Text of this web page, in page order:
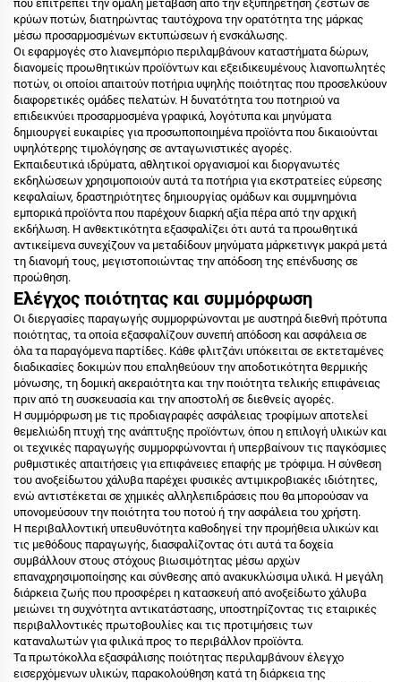
που επιτρέπει την ομαλή μετάβαση από την εξυπηρέτηση ζεστών σε
κρύων ποτών, διατηρώντας ταυτόχρονα την ορατότητα της μάρκας
μέσω προσαρμοσμένων εκτυπώσεων ή ενσκάλωσης.
Οι εφαρμογές στο λιανεμπόριο περιλαμβάνουν καταστήματα δώρων,
διανομείς προωθητικών προϊόντων και εξειδικευμένους λιανοπωλητές
ποτών, οι οποίοι απαιτούν ποτήρια υψηλής ποιότητας που προσελκύουν
διαφορετικές ομάδες πελατών. Η δυνατότητα του ποτηριού να
επιδεικνύει προσαρμοσμένα γραφικά, λογότυπα και μηνύματα
δημιουργεί ευκαιρίες για προσωποποιημένα προϊόντα που δικαιούνται
υψηλότερης τιμολόγησης σε ανταγωνιστικές αγορές.
Εκπαιδευτικά ιδρύματα, αθλητικοί οργανισμοί και διοργανωτές
εκδηλώσεων χρησιμοποιούν αυτά τα ποτήρια για εκστρατείες εύρεσης
κεφαλαίων, δραστηριότητες δημιουργίας ομάδων και συμμνημόνια
εμπορικά προϊόντα που παρέχουν διαρκή αξία πέρα από την αρχική
εκδήλωση. Η ανθεκτικότητα εξασφαλίζει ότι αυτά τα προωθητικά
αντικείμενα συνεχίζουν να μεταδίδουν μηνύματα μάρκετινγκ μακρά μετά
τη διανομή τους, μεγιστοποιώντας την απόδοση της επένδυσης σε
προώθηση.
Ελέγχος ποιότητας και συμμόρφωση
Οι διεργασίες παραγωγής συμμορφώνονται με αυστηρά διεθνή πρότυπα
ποιότητας, τα οποία εξασφαλίζουν συνεπή απόδοση και ασφάλεια σε
όλα τα παραγόμενα παρτίδες. Κάθε φλιτζάνι υπόκειται σε εκτεταμένες
διαδικασίες δοκιμών που επαληθεύουν την αποδοτικότητα θερμικής
μόνωσης, τη δομική ακεραιότητα και την ποιότητα τελικής επιφάνειας
πριν από τη συσκευασία και την αποστολή σε διεθνείς αγορές.
Η συμμόρφωση με τις προδιαγραφές ασφάλειας τροφίμων αποτελεί
θεμελιώδη πτυχή της ανάπτυξης προϊόντων, όπου η επιλογή υλικών και
οι τεχνικές παραγωγής συμμορφώνονται ή υπερβαίνουν τις παγκόσμιες
ρυθμιστικές απαιτήσεις για επιφάνειες επαφής με τρόφιμα. Η σύνθεση
του ανοξείδωτου χάλυβα παρέχει φυσικές αντιμικροβιακές ιδιότητες,
ενώ αντιστέκεται σε χημικές αλληλεπιδράσεις που θα μπορούσαν να
υπονομεύσουν την ποιότητα του ποτού ή την ασφάλεια του χρήστη.
Η περιβαλλοντική υπευθυνότητα καθοδηγεί την προμήθεια υλικών και
τις μεθόδους παραγωγής, διασφαλίζοντας ότι αυτά τα δοχεία
συμβάλλουν στους στόχους βιωσιμότητας μέσω αρχών
επαναχρησιμοποίησης και σύνθεσης από ανακυκλώσιμα υλικά. Η μεγάλη
διάρκεια ζωής που προσφέρει η κατασκευή από ανοξείδωτο χάλυβα
μειώνει τη συχνότητα αντικατάστασης, υποστηρίζοντας τις εταιρικές
περιβαλλοντικές πρωτοβουλίες και τις προτιμήσεις των
καταναλωτών για φιλικά προς το περιβάλλον προϊόντα.
Τα πρωτόκολλα εξασφάλισης ποιότητας περιλαμβάνουν έλεγχο
εισερχόμενων υλικών, παρακολούθηση κατά τη διάρκεια της